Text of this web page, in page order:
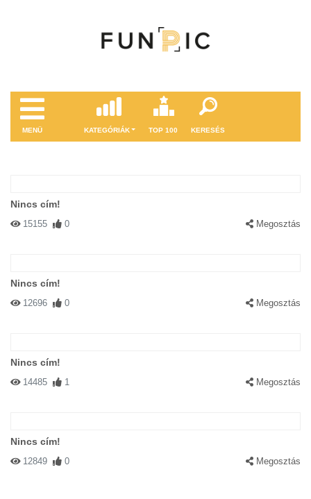
MENÜ KATEGÓRIÁK TOP 100 KERESÉS
Nincs cím!
15155 0 Megosztás
Nincs cím!
12696 0 Megosztás
Nincs cím!
14485 1 Megosztás
Nincs cím!
12849 0 Megosztás